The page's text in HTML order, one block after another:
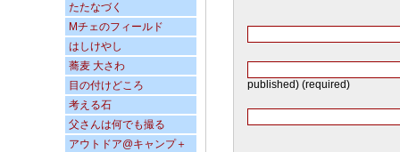
たたなづく
Mチェのフィールド
はしけやし
蕎麦 大さわ
目の付けどころ
考える石
父さんは何でも撮る
アウトドア@キャンプ＋
published) (required)